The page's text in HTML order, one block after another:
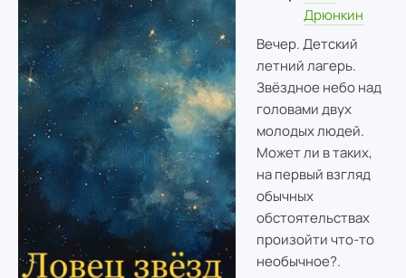
Дрюнкин
Вечер. Детский
летний лагерь.
Звёздное небо над
головами двух
молодых людей.
Может ли в таких,
на первый взгляд
обычных
обстоятельствах
произойти что-то
необычное?.